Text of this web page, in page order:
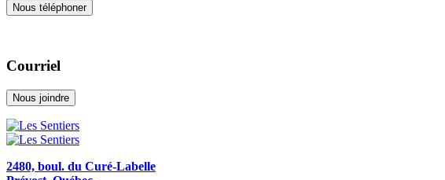
Nous téléphoner
Courriel
Nous joindre
2480, boul. du Curé-Labelle